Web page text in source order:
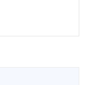
UV Maruziyeti